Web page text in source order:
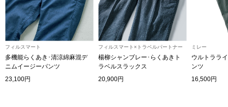
Salon de GRANDGRIS
ランド
おすすめカタ
BOGARD
BOGARD July
フィルスマート
多機能らくあき･清涼綿麻混デ
ニムイージーパンツ
23,100円
フィルスマート×トラベルパートナー
楊柳シャンブレー･らくあきト
ラベルスラックス
20,900円
ミレー
ウルトララ
ンツ
16,500円